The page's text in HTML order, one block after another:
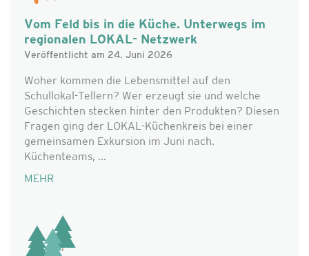
Vom Feld bis in die Küche. Unterwegs im
regionalen LOKAL- Netzwerk
Veröffentlicht am 24. Juni 2026
Woher kommen die Lebensmittel auf den
Schullokal-Tellern? Wer erzeugt sie und welche
Geschichten stecken hinter den Produkten? Diesen
Fragen ging der LOKAL-Küchenkreis bei einer
gemeinsamen Exkursion im Juni nach.
Küchenteams, ...
MEHR